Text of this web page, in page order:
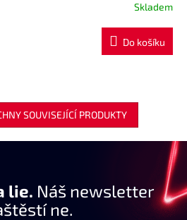
Skladem
Do košíku
SOUVISEJÍCÍ PRODUKTY
lie. Náš newsletter
ne.